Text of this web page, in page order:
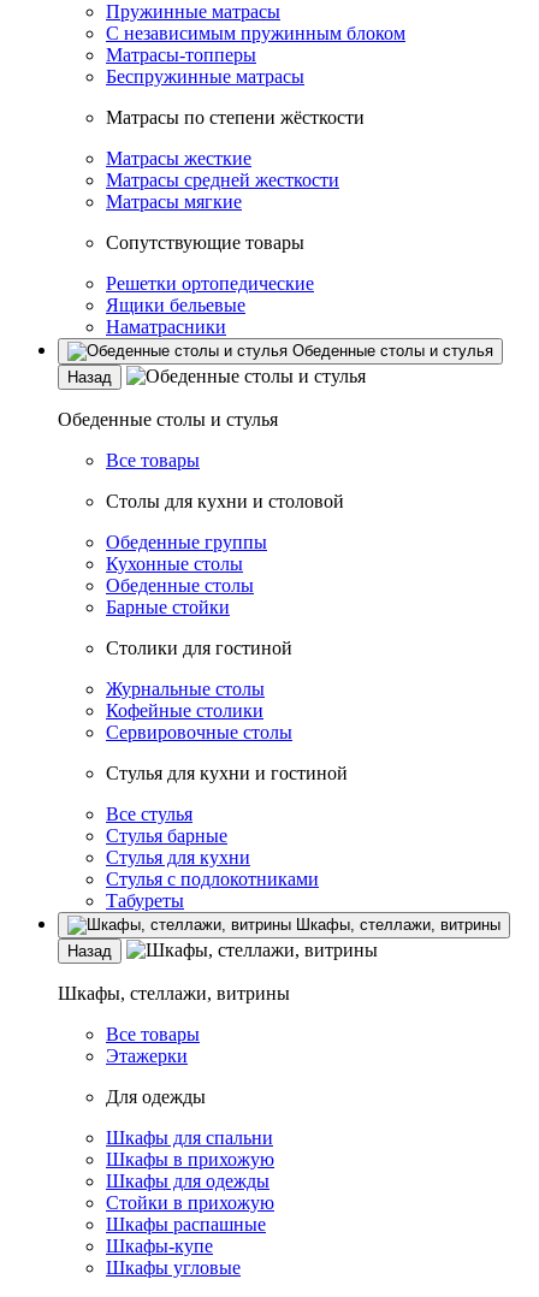
Пружинные матрасы
С независимым пружинным блоком
Матрасы-топперы
Беспружинные матрасы
Матрасы по степени жёсткости
Матрасы жесткие
Матрасы средней жесткости
Матрасы мягкие
Сопутствующие товары
Решетки ортопедические
Ящики бельевые
Наматрасники
Обеденные столы и стулья
Назад
Обеденные столы и стулья
Все товары
Столы для кухни и столовой
Обеденные группы
Кухонные столы
Обеденные столы
Барные стойки
Столики для гостиной
Журнальные столы
Кофейные столики
Сервировочные столы
Стулья для кухни и гостиной
Все стулья
Стулья барные
Стулья для кухни
Стулья с подлокотниками
Табуреты
Шкафы, стеллажи, витрины
Назад
Шкафы, стеллажи, витрины
Все товары
Этажерки
Для одежды
Шкафы для спальни
Шкафы в прихожую
Шкафы для одежды
Стойки в прихожую
Шкафы распашные
Шкафы-купе
Шкафы угловые